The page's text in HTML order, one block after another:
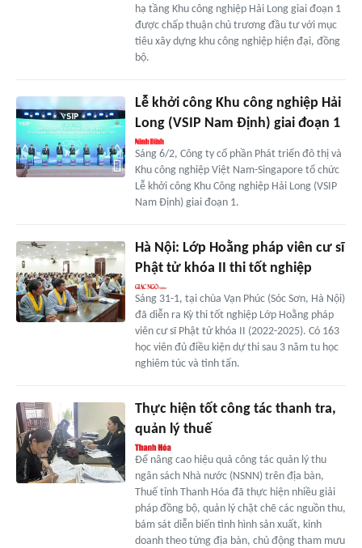
hạ tầng Khu công nghiệp Hải Long giai đoạn 1
được chấp thuận chủ trương đầu tư với mục
tiêu xây dựng khu công nghiệp hiện đại, đồng
bộ.
Lễ khởi công Khu công nghiệp Hải
Long (VSIP Nam Định) giai đoạn 1
Sáng 6/2, Công ty cổ phần Phát triển đô thị và
Khu công nghiệp Việt Nam-Singapore tổ chức
Lễ khởi công Khu Công nghiệp Hải Long (VSIP
Nam Định) giai đoạn 1.
Hà Nội: Lớp Hoằng pháp viên cư sĩ
Phật tử khóa II thi tốt nghiệp
Sáng 31-1, tại chùa Vạn Phúc (Sóc Sơn, Hà Nội)
đã diễn ra Kỳ thi tốt nghiệp Lớp Hoằng pháp
viên cư sĩ Phật tử khóa II (2022-2025). Có 163
học viên đủ điều kiện dự thi sau 3 năm tu học
nghiêm túc và tinh tấn.
Thực hiện tốt công tác thanh tra,
quản lý thuế
Để nâng cao hiệu quả công tác quản lý thu
ngân sách Nhà nước (NSNN) trên địa bàn,
Thuế tỉnh Thanh Hóa đã thực hiện nhiều giải
pháp đồng bộ, quản lý chặt chẽ các nguồn thu,
bám sát diễn biến tình hình sản xuất, kinh
doanh theo từng địa bàn, chủ động tham mưu